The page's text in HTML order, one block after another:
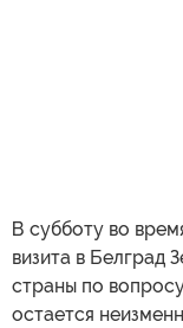
В субботу во
визита в Белград
страны по
остается